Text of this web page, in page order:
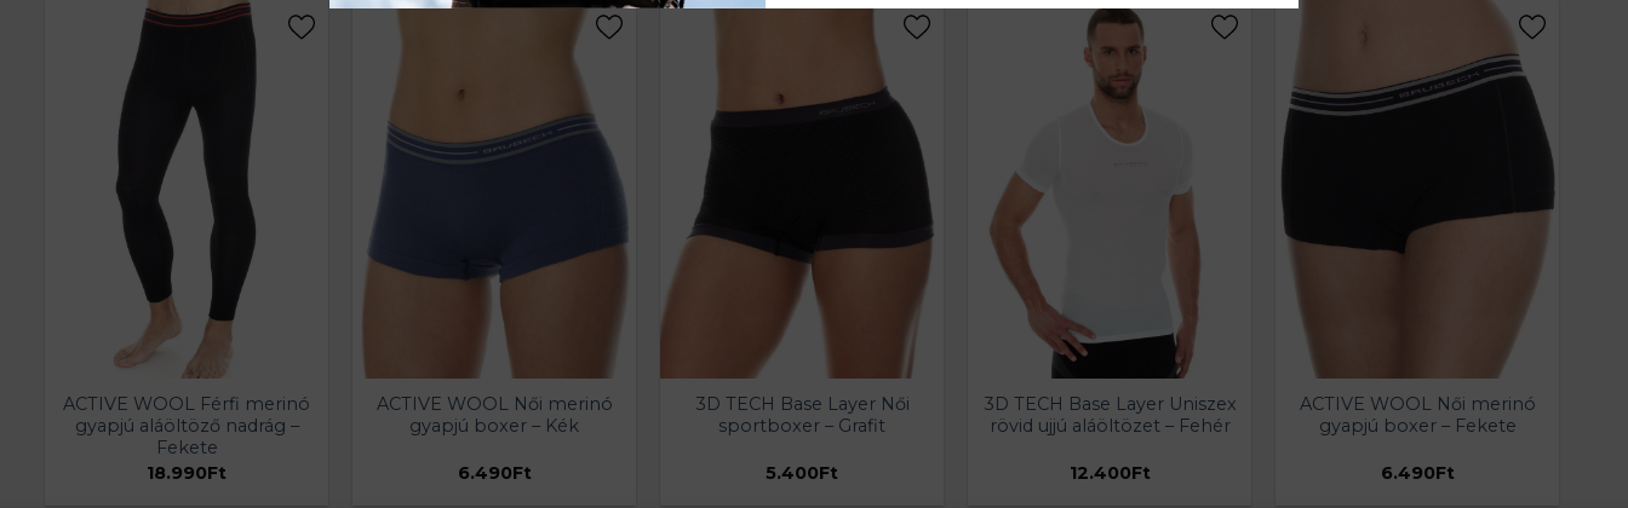
ACTIVE WOOL Férfi merinó
gyapjú aláöltöző nadrág –
Fekete
18.990Ft
ACTIVE WOOL Női merinó
gyapjú boxer – Kék
6.490Ft
3D TECH Base Layer Női
sportboxer – Grafit
5.400Ft
3D TECH Base Layer Uniszex
rövid ujjú aláöltözet – Fehér
12.400Ft
ACTIVE WOOL Női merinó
gyapjú boxer – Fekete
6.490Ft